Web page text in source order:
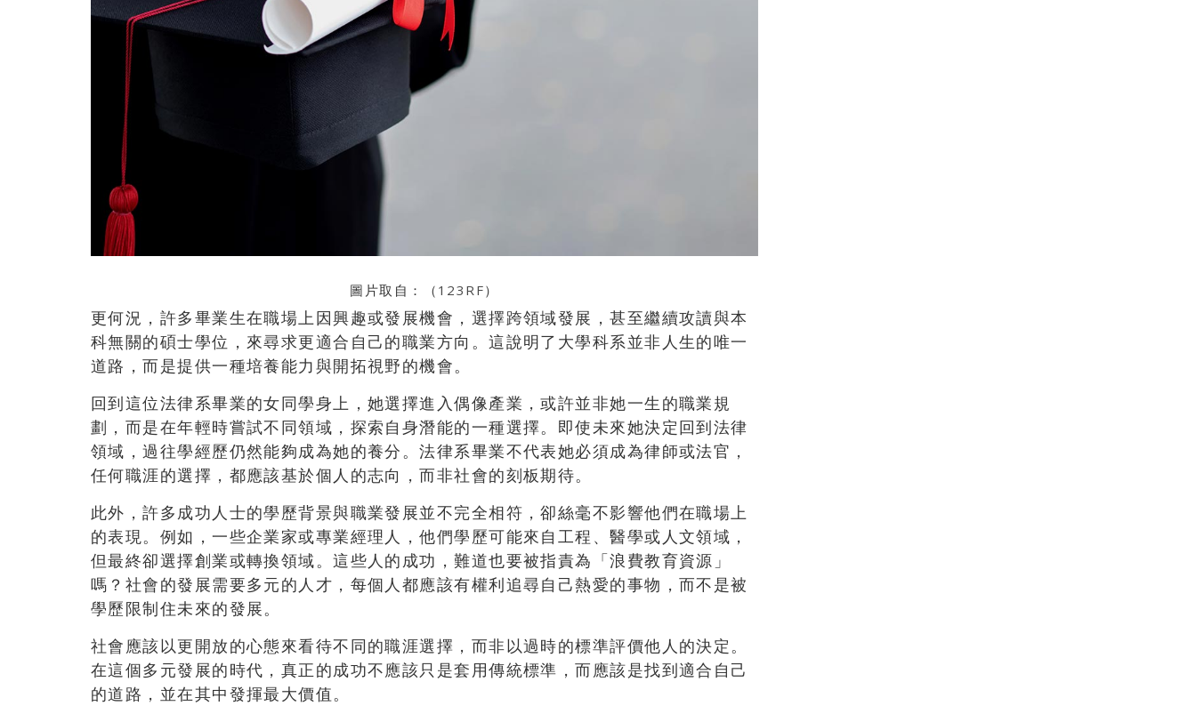
圖片取自：（ 123RF）
更何況，許多畢業生在職場上因興趣或發展機會，選擇跨領域發展，甚至繼續攻讀與本
科無關的碩士學位，來尋求更適合自己的職業方向。這說明了大學科系並非人生的唯一
道路，而是提供一種培養能力與開拓視野的機會。
回到這位法律系畢業的女同學身上，她選擇進入偶像產業，或許並非她一生的職業規
劃，而是在年輕時嘗試不同領域，探索自身潛能的一種選擇。即使未來她決定回到法律
領域，過往學經歷仍然能夠成為她的養分。法律系畢業不代表她必須成為律師或法官，
任何職涯的選擇，都應該基於個人的志向，而非社會的刻板期待。
此外，許多成功人士的學歷背景與職業發展並不完全相符，卻絲毫不影響他們在職場上
的表現。例如，一些企業家或專業經理人，他們學歷可能來自工程、醫學或人文領域，
但最終卻選擇創業或轉換領域。這些人的成功，難道也要被指責為「浪費教育資源」
嗎？社會的發展需要多元的人才，每個人都應該有權利追尋自己熱愛的事物，而不是被
學歷限制住未來的發展。
社會應該以更開放的心態來看待不同的職涯選擇，而非以過時的標準評價他人的決定。
在這個多元發展的時代，真正的成功不應該只是套用傳統標準，而應該是找到適合自己
的道路，並在其中發揮最大價值。